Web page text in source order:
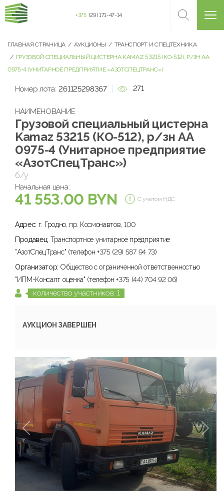
+375 (29) 171-47-14
ГЛАВНАЯ СТРАНИЦА АУКЦИОНЫ
ТРАНСПОРТ И СПЕЦТЕХНИКА
ГРУЗОВОЙ СПЕЦИАЛЬНЫЙ ЦИСТЕРНА KAMAZ 53215 (КО-512), Р/ЗН АА
0975-4 (УНИТАРНОЕ ПРЕДПРИЯТИЕ «АЗОТСПЕЦТРАНС»)
Номер лота: 261125298367 271
НАИМЕНОВАНИЕ
Грузовой специальный цистерна
Kamaz 53215 (КО-512), р/зн АА
0975-4 (Унитарное предприятие
«АзотСпецТранс»)
б/у
Начальная цена:
41 553.00 BYN С учетом НДС
Адрес: г. Гродно, пр. Космонавтов, 100
Продавец: Транспортное унитарное предприятие
"АзотСпецТранс" (телефон +375 (29) 587 94 73)
Организатор: Общество с ограниченной ответственностью
"ИПМ-Консалт оценка" (телефон +375 (44) 704 92 06)
количество участников: 1
АУКЦИОН ЗАВЕРШЕН